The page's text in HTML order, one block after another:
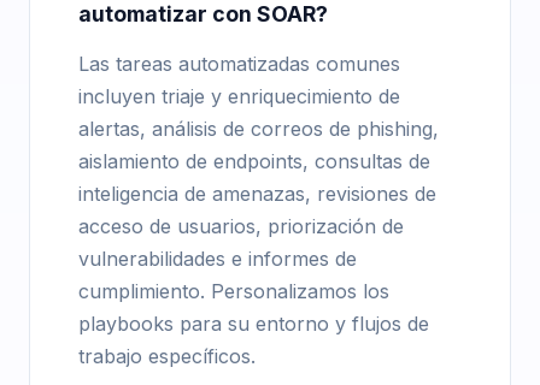
automatizar con SOAR?
Las tareas automatizadas comunes
incluyen triaje y enriquecimiento de
alertas, análisis de correos de phishing,
aislamiento de endpoints, consultas de
inteligencia de amenazas, revisiones de
acceso de usuarios, priorización de
vulnerabilidades e informes de
cumplimiento. Personalizamos los
playbooks para su entorno y flujos de
trabajo específicos.